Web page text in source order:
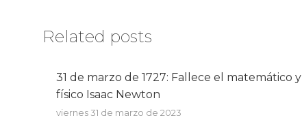
Related posts
31 de marzo de 1727: Fallece el matemático y
físico Isaac Newton
viernes 31 de marzo de 2023